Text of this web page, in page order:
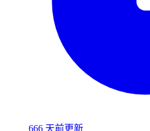
666 天前更新